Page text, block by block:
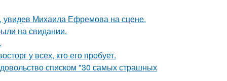
увидев Михаила Ефремова на сцене.
на свидании.
у всех, кто его пробует.
списком "30 самых страшных